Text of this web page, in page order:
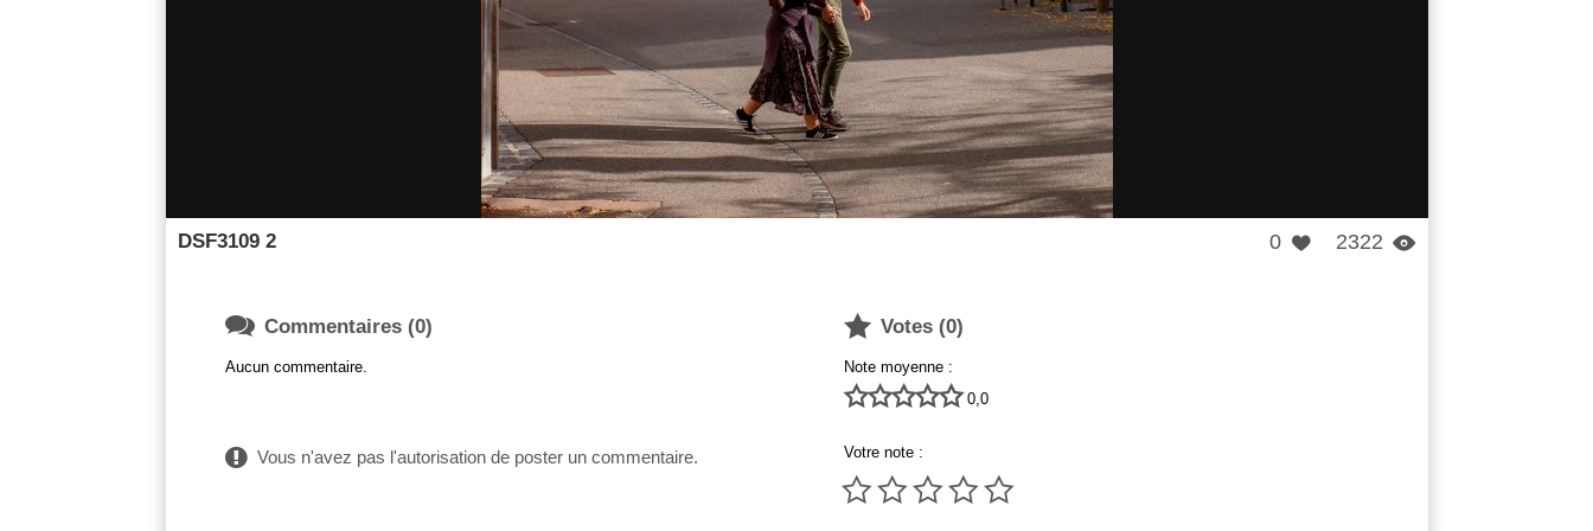
0  2322 
DSF3109 2
 Votes (0)
Note moyenne :
 0,0
Votre note :

 Commentaires (0)
Aucun commentaire.
Vous n'avez pas l'autorisation de poster un commentaire.